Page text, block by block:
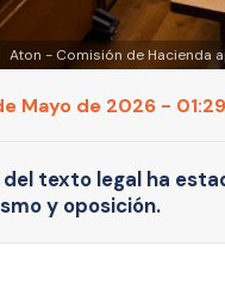
Aton - Comisión de Hacienda
Mayo de 2026 -
del texto legal ha
y oposición.